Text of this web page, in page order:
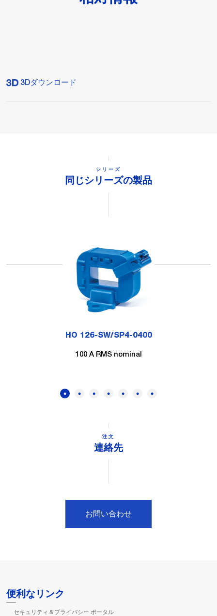
3Dダウンロード
シリーズ
同じシリーズの製品
HO 126-SW/SP4-0400
100 A RMS nominal
注文
連絡先
お問い合わせ
便利なリンク
セキュリティ＆プライバシー ポータル